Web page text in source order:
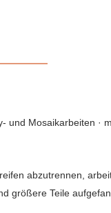
und Mosaikarbeiten
abzutrennen,
größere Teile